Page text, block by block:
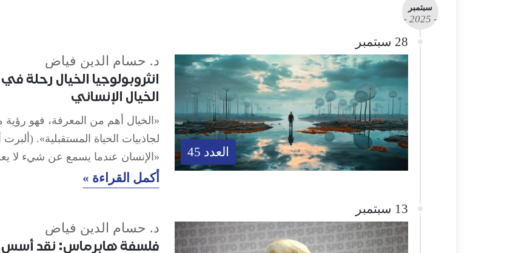
سبتمبر
- 2025 -
28 سبتمبر
العدد 45
د. حسام الدين فياض
انثروبولوجيا الخيال رحلة
الخيال الإنساني
«الخيال أهم من المعرفة، فهو
لجاذبيات الحياة المستقبلية». (ألبرت
«الإنسان عندما يسمع عن شيء لا
أكمل القراءة »
13 سبتمبر
د. حسام الدين فياض
فلسفة هابرماس: نقد أسس